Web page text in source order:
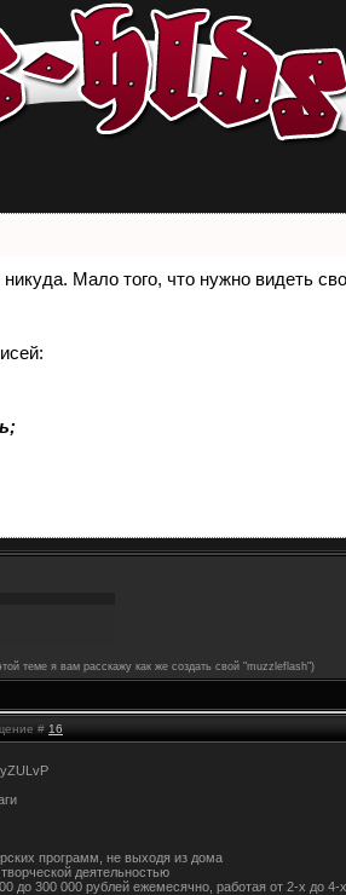
Мало того, что нужно видеть
теме я вам расскажу как же создать свой "muzzleflash")
# 16
программ, не выходя из дома
деятельностью
до 300 000 рублей ежемесячно, работая от 2-х до 4-